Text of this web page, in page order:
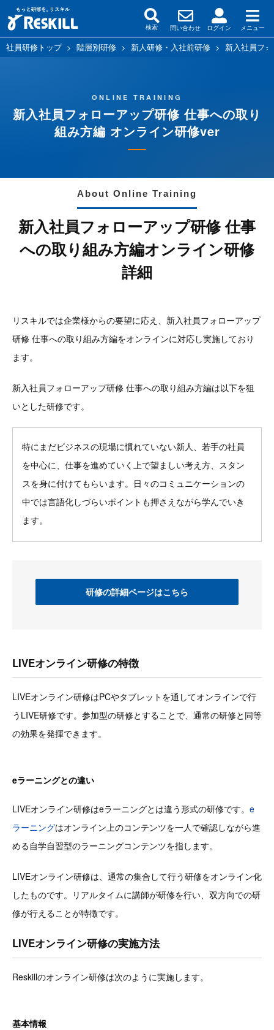
検索 問い合わせ ログイン メニュー
社員研修トップ> 階層別研修 > 新人研修・入社前研修 > 新入社員フ
ONLINE TRAINING
新入社員フォローアップ研修 仕事への取り
組み方編 オンライン研修ver
About Online Training
新入社員フォローアップ研修 仕事
への取り組み方編オンライン研修
詳細
リスキルでは企業様からの要望に応え、新入社員フォローアップ
研修 仕事への取り組み方編をオンラインに対応し実施しており
ます。
新入社員フォローアップ研修 仕事への取り組み方編は以下を狙
いとした研修です。
特にまだビジネスの現場に慣れていない新人、若手の社員
を中心に、仕事を進めていく上で望ましい考え方、スタン
スを身に付けてもらいます。日々のコミュニケーションの
中では言語化しづらいポイントも押さえながら学んでいき
ます。
研修の詳細ページはこちら
LIVEオンライン研修の特徴
LIVEオンライン研修はPCやタブレットを通してオンラインで行
うLIVE研修です。参加型の研修とすることで、通常の研修と同等
の効果を発揮できます。
eラーニングとの違い
LIVEオンライン研修はeラーニングとは違う形式の研修です。 e
ラーニングはオンライン上のコンテンツを一人で確認しながら進
める自学自習型のラーニングコンテンツを指します。
LIVEオンライン研修は、通常の集合して行う研修をオンライン化
したものです。リアルタイムに講師が研修を行い、双方向での研
修が行えることが特徴です。
LIVEオンライン研修の実施方法
Reskillのオンライン研修は次のように実施します。
基本情報